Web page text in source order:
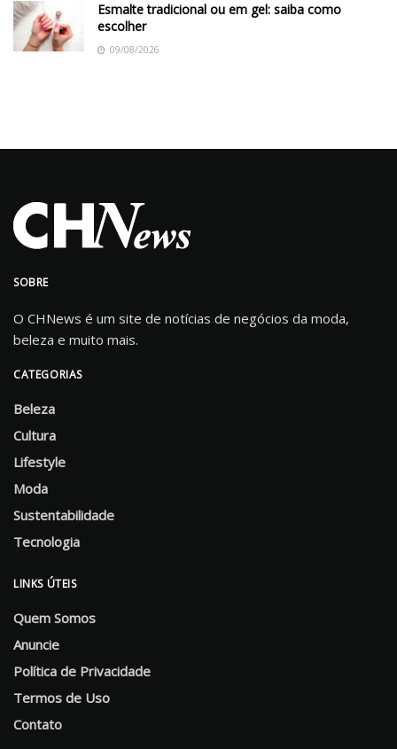
Esmalte tradicional ou em gel: saiba como
escolher
09/08/2026
SOBRE
O CHNews é um site de notícias de negócios da moda,
beleza e muito mais.
CATEGORIAS
Beleza
Cultura
Lifestyle
Moda
Sustentabilidade
Tecnologia
LINKS ÚTEIS
Quem Somos
Anuncie
Política de Privacidade
Termos de Uso
Contato